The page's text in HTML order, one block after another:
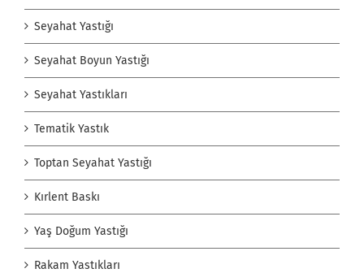
Seyahat Yastığı
Seyahat Boyun Yastığı
Seyahat Yastıkları
Tematik Yastık
Toptan Seyahat Yastığı
Kırlent Baskı
Yaş Doğum Yastığı
Rakam Yastıkları